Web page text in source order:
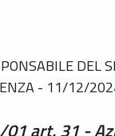
DEL
- 11/12/
01 art. 31 -